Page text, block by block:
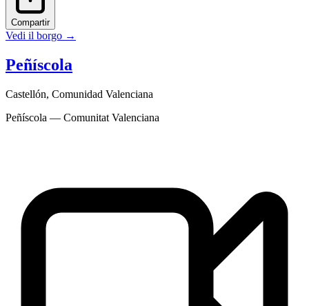
Compartir
Vedi il borgo →
Peñíscola
Castellón, Comunidad Valenciana
Peñíscola — Comunitat Valenciana